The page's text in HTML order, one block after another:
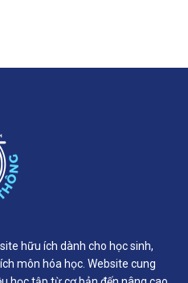
hữu ích dành cho học sinh,
môn hóa học. Website cung